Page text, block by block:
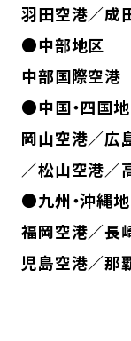
羽田空港／成
●中部地区
中部国際空港
●中国・四国
岡山空港／広
／松山空港／
●九州・沖縄
福岡空港／長
児島空港／那